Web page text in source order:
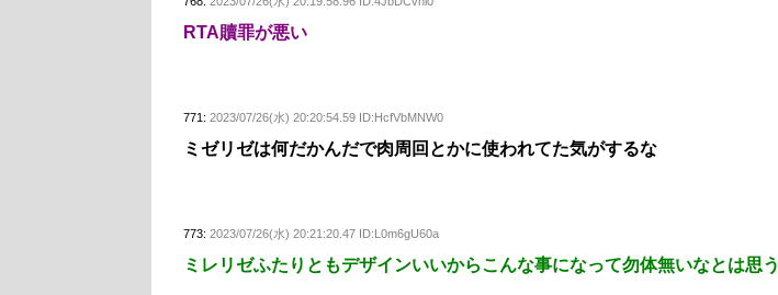
RTA贖罪が悪い
771: 2023/07/26(水) 20:20:54.59 ID:HcfVbMNW0
ミゼリゼは何だかんだで肉周回とかに使われてた気がするな
773: 2023/07/26(水) 20:21:20.47 ID:L0m6gU60a
ミレリゼふたりともデザインいいからこんな事になって勿体無いなとは思う